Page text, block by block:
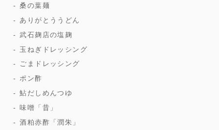
桑の葉麺
ありがとううどん
武石麹店の塩麹
玉ねぎドレッシング
ごまドレッシング
ポン酢
鮎だしめんつゆ
味噌「昔」
酒粕赤酢「潤朱」